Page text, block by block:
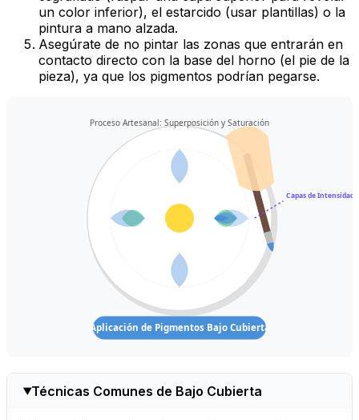
un color inferior), el estarcido (usar plantillas) o la
pintura a mano alzada.
Asegúrate de no pintar las zonas que entrarán en
contacto directo con la base del horno (el pie de la
pieza), ya que los pigmentos podrían pegarse.
Capas de Intensidad
Aplicación de Pigmentos Bajo Cubierta
Proceso Artesanal: Superposición y Saturación
Técnicas Comunes de Bajo Cubierta